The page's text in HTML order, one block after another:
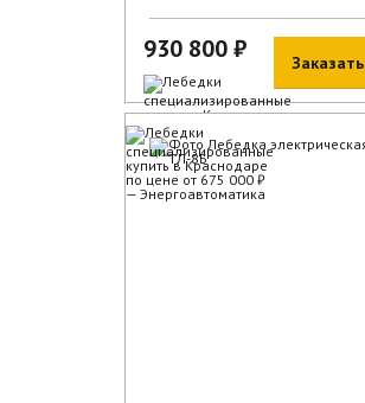
930 800 ₽
В наличии
Заказать